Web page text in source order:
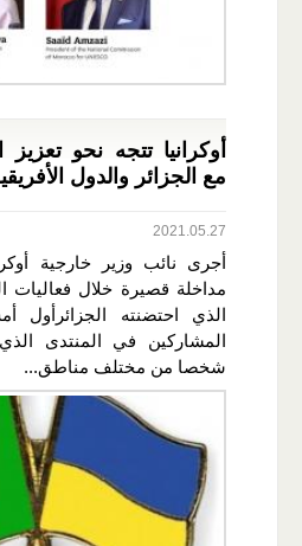
أوكرانيا تتجه نحو تعزيز
مع الجزائر والدول
2021.05.27
أجرى نائب وزير خارجية
الذي احتضنته الجزائرأول
شخصا من مختلف مناطق...